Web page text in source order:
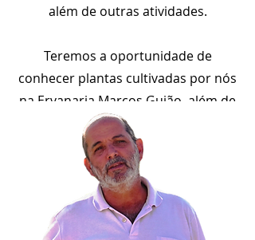
além de outras atividades.
Teremos a oportunidade de
conhecer plantas cultivadas por nós
na Ervanaria Marcos Guião, além de
espécies nativas do Cerrado.